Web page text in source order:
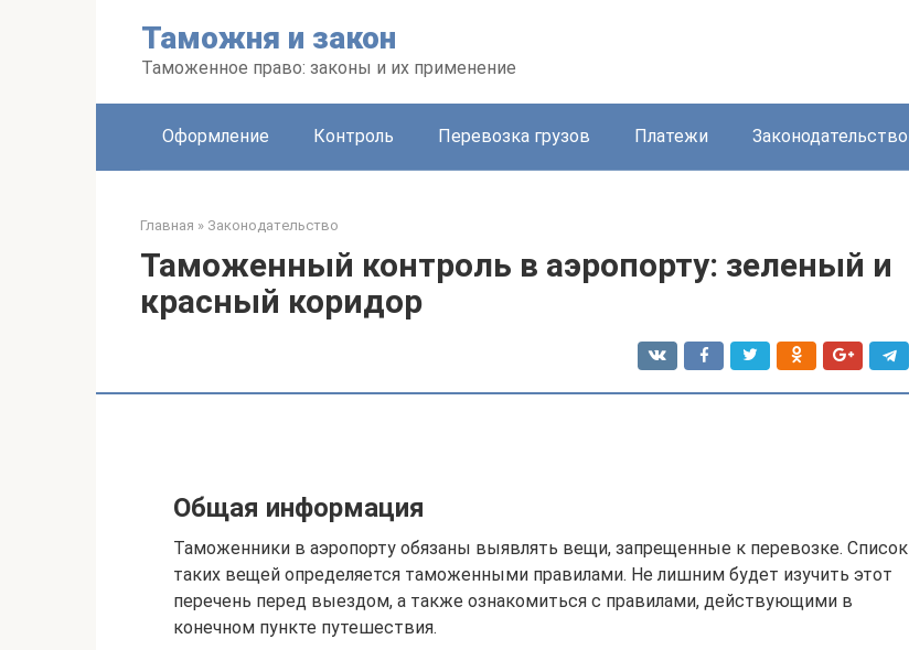
Таможня и закон
Таможенное право: законы и их применение
Оформление Контроль Перевозка грузов Платежи Законодательство
Главная » Законодательство
Таможенный контроль в аэропорту: зеленый и
красный коридор
Общая информация
Таможенники в аэропорту обязаны выявлять вещи, запрещенные к перевозке. Список
таких вещей определяется таможенными правилами. Не лишним будет изучить этот
перечень перед выездом, а также ознакомиться с правилами, действующими в
конечном пункте путешествия.